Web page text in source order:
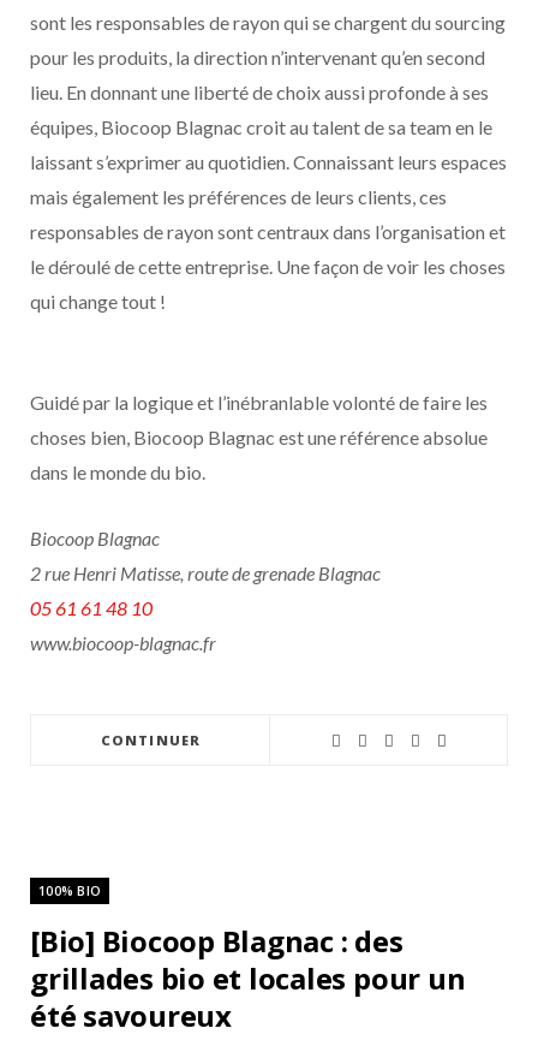
sont les responsables de rayon qui se chargent du sourcing
pour les produits, la direction n’intervenant qu’en second
lieu. En donnant une liberté de choix aussi profonde à ses
équipes, Biocoop Blagnac croit au talent de sa team en le
laissant s’exprimer au quotidien. Connaissant leurs espaces
mais également les préférences de leurs clients, ces
responsables de rayon sont centraux dans l’organisation et
le déroulé de cette entreprise. Une façon de voir les choses
qui change tout !
Guidé par la logique et l’inébranlable volonté de faire les
choses bien, Biocoop Blagnac est une référence absolue
dans le monde du bio.
Biocoop Blagnac
2 rue Henri Matisse, route de grenade Blagnac
05 61 61 48 10
www.biocoop-blagnac.fr
CONTINUER
100% BIO
[Bio] Biocoop Blagnac : des
grillades bio et locales pour un
été savoureux